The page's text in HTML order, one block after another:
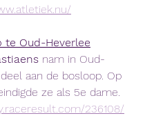
te Oud-Heverlee
nam in Oud-
aan de bosloop. Op
ze als 5e dame.
236108/